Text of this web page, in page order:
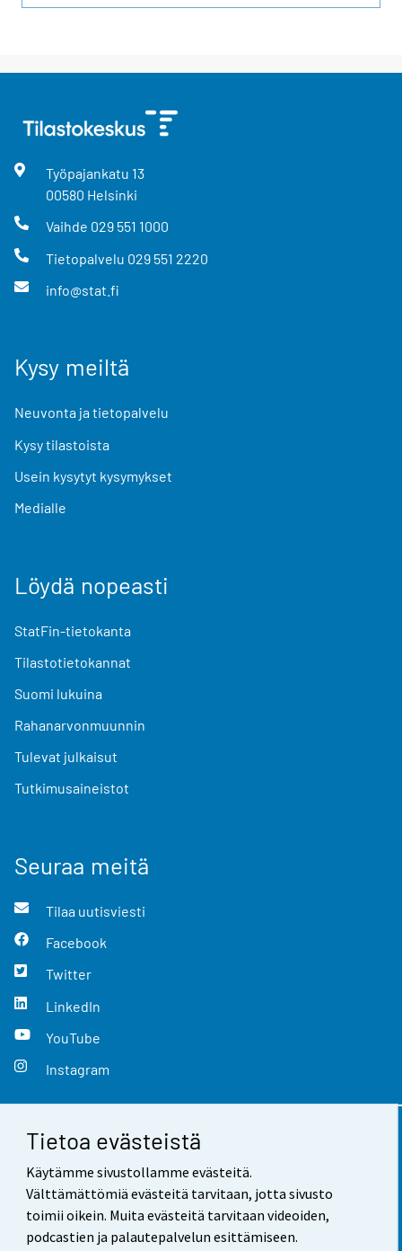
Tietoa evästeistä
Käytämme sivustollamme evästeitä.
Välttämättömiä evästeitä tarvitaan, jotta sivusto
toimii oikein. Muita evästeitä tarvitaan videoiden,
podcastien ja palautepalvelun esittämiseen.
Työpajankatu 13
00580 Helsinki
Vaihde 029 551 1000
Tietopalvelu 029 551 2220
info@stat.fi
Kysy meiltä
Neuvonta ja tietopalvelu
Kysy tilastoista
Usein kysytyt kysymykset
Medialle
Löydä nopeasti
StatFin-tietokanta
Tilastotietokannat
Suomi lukuina
Rahanarvonmuunnin
Tulevat julkaisut
Tutkimusaineistot
Seuraa meitä
Tilaa uutisviesti
Facebook
Twitter
LinkedIn
YouTube
Instagram
Yhteystiedot
Palaute
Käyttöehdot